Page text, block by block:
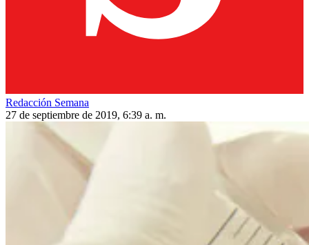
Redacción Semana
27 de septiembre de 2019, 6:39 a. m.